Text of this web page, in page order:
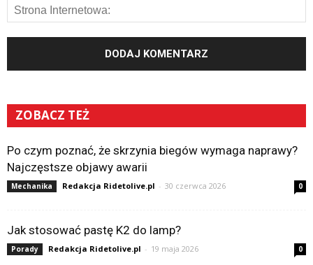
ZOBACZ TEŻ
Po czym poznać, że skrzynia biegów wymaga naprawy?
Najczęstsze objawy awarii
Mechanika Redakcja Ridetolive.pl - 30 czerwca 2026 0
Jak stosować pastę K2 do lamp?
Porady Redakcja Ridetolive.pl - 19 maja 2026 0